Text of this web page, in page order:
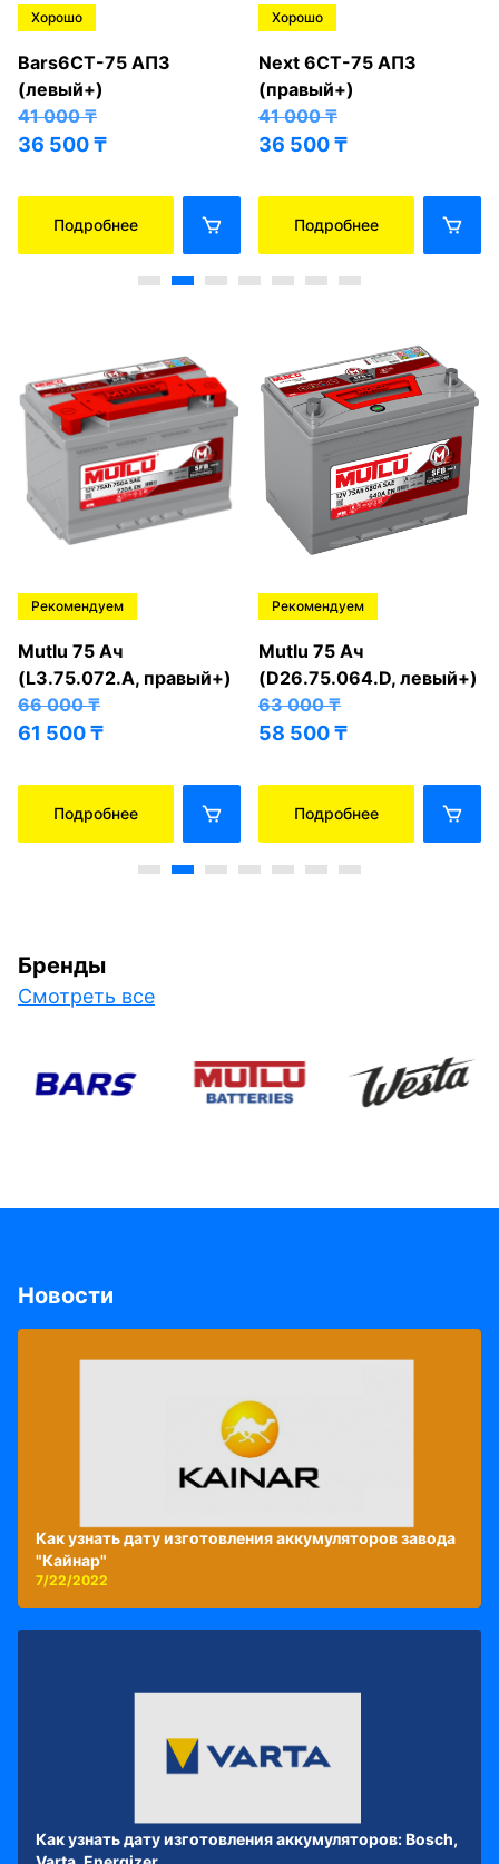
Хорошо
Bars6СТ-75 АПЗ
(левый+)
41 000₸
36 500₸
Подробнее
Хорошо
Next 6СТ-75 АПЗ
(правый+)
41 000₸
36 500₸
Подробнее
Рекомендуем
Mutlu 75 Ач
(L3.75.072.A, правый+)
66 000₸
61 500₸
Подробнее
Рекомендуем
Mutlu 75 Ач
(D26.75.064.D, левый+)
63 000₸
58 500₸
Подробнее
Бренды
Смотреть все
Новости
Как узнать дату изготовления аккумуляторов завода
"Кайнар"
7/22/2022
Как узнать дату изготовления аккумуляторов: Bosch,